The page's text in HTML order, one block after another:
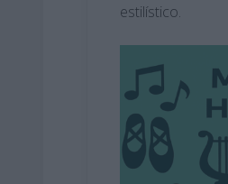
estilístico.